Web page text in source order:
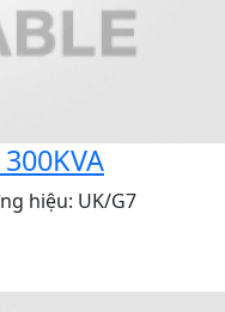
hiệu: UK/G7